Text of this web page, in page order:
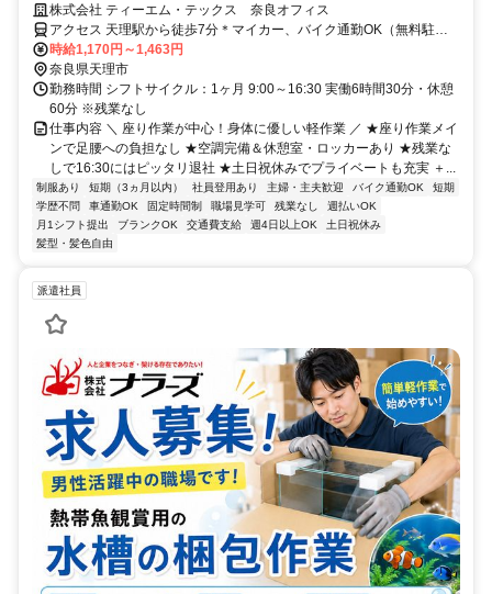
好立地！16:30まで＆残業なしでプライベートも充実◎座り作業中心！
株式会社 ティーエム・テックス 奈良オフィス
アクセス 天理駅から徒歩7分＊マイカー、バイク通勤OK（無料駐車
場完備）
時給1,170円～1,463円
奈良県天理市
勤務時間 シフトサイクル：1ヶ月 9:00～16:30 実働6時間30分・休憩
60分 ※残業なし
仕事内容 ＼ 座り作業が中心！身体に優しい軽作業 ／ ★座り作業メイ
ンで足腰への負担なし ★空調完備＆休憩室・ロッカーあり ★残業な
しで16:30にはピッタリ退社 ★土日祝休みでプライベートも充実 ＋...
制服あり 短期（3ヵ月以内） 社員登用あり 主婦・主夫歓迎 バイク通勤OK
短期
学歴不問
車通勤OK 固定時間制 職場見学可 残業なし
週払いOK
月1シフト提出
ブランクOK 交通費支給 週4日以上OK
土日祝休み
髪型・髪色自由
派遣社員